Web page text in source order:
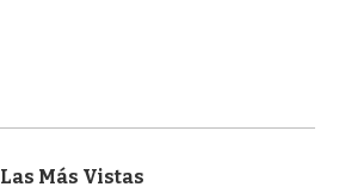
Las Más Vistas